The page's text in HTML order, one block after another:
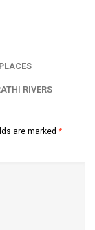
RIVERS
are marked *